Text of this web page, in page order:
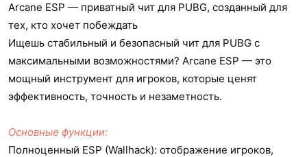
Arcane ESP — приватный чит для PUBG, созданный для
тех, кто хочет побеждать
Ищешь стабильный и безопасный чит для PUBG с
максимальными возможностями? Arcane ESP — это
мощный инструмент для игроков, которые ценят
эффективность, точность и незаметность.
Основные функции:
Полноценный ESP (Wallhack): отображение игроков,